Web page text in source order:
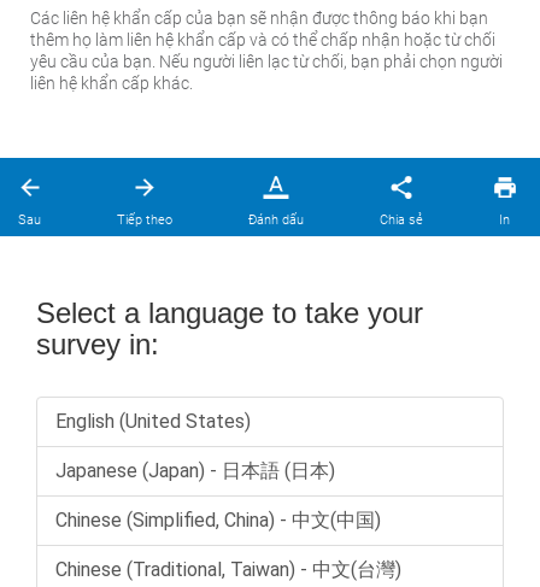
Các liên hệ khẩn cấp của bạn sẽ nhận được thông báo khi bạn
thêm họ làm liên hệ khẩn cấp và có thể chấp nhận hoặc từ chối
yêu cầu của bạn. Nếu người liên lạc từ chối, bạn phải chọn người
liên hệ khẩn cấp khác.
Sau Tiếp theo Đánh dấu Chia sẻ In